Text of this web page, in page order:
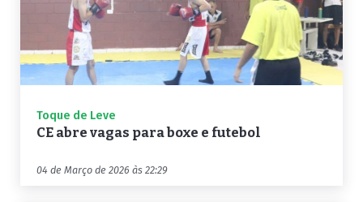
Toque de Leve
CE abre vagas para boxe e futebol
04 de Março de 2026 às 22:29